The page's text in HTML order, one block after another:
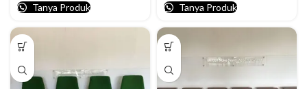
Tanya Produk Tanya Produk